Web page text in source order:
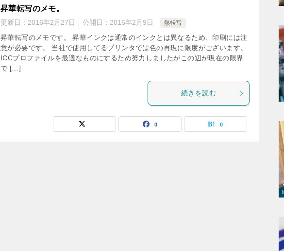
昇華転写のメモ。
更新日： 2016年2月27日 公開日： 2016年2月9日 熱転写
昇華転写のメモです。 昇華インクは通常のインクとは異なるため、印刷には注
意が必要です。 当社で使用してるプリンタでは色の再現に限度がございます。
ICCプロファイルを最適なものにするため努力しましたがこの辺が現在の限界
で […]
続きを読む
0 0